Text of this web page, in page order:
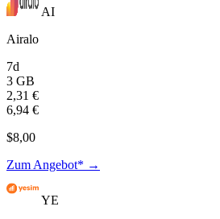
AI
Airalo
7d
3 GB
2,31 €
6,94 €
$8,00
Zum Angebot* →
YE